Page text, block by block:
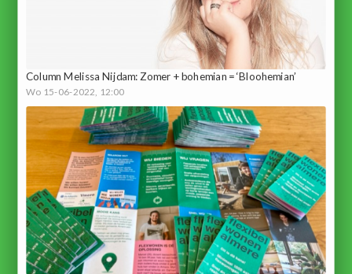
Column Melissa Nijdam: Zomer + bohemian = ‘Bloohemian’
Wo 15-06-2022, 12:00